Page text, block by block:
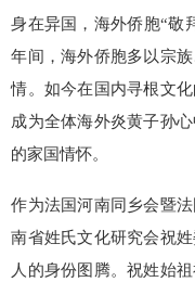
身在异国，海外侨胞“敬
年间，海外侨胞多以宗
情。如今在国内寻根文
成为全体海外炎黄子孙
的家国情怀。
作为法国河南同乡会暨
南省姓氏文化研究会祝
人的身份图腾。祝姓始